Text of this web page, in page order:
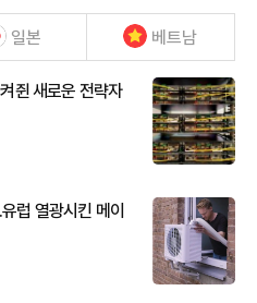
일본 베트남
쥔 새로운 전략자
럽 열광시킨 메이